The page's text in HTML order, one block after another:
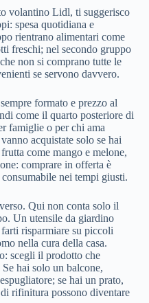
volantino Lidl, ti suggerisco
spesa quotidiana e
rientrano alimentari come
freschi; nel secondo gruppo
non si comprano tutte le
se servono davvero.
formato e prezzo al
come il quarto posteriore di
famiglie o per chi ama
acquistate solo se hai
come mango e melone,
comprare in offerta è
nei tempi giusti.
Qui non conta solo il
Un utensile da giardino
risparmiare su piccoli
nella cura della casa.
scegli il prodotto che
hai solo un balcone,
se hai un prato,
rifinitura possono diventare